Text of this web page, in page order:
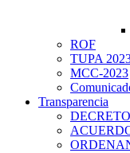
ROF
TUPA
MCC-2023
Transparencia